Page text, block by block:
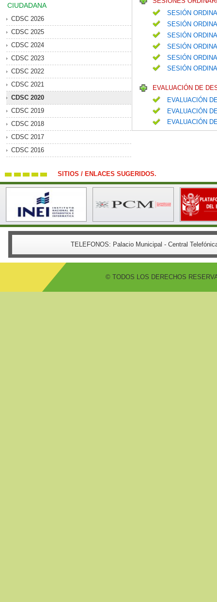
CIUDADANA
CDSC 2026
CDSC 2025
CDSC 2024
CDSC 2023
CDSC 2022
CDSC 2021
CDSC 2020
CDSC 2019
CDSC 2018
CDSC 2017
CDSC 2016
SESIÓN
SESIÓN
SESIÓN
SESIÓN
SESIÓN
SESIÓN
EVALUACIÓN DE
EVALUACIÓN
EVALUACIÓN
EVALUACIÓN
SITIOS / ENLACES SUGERIDOS.
TELEFONOS: Palacio Municipal - Central
© TODOS LOS DERECHOS